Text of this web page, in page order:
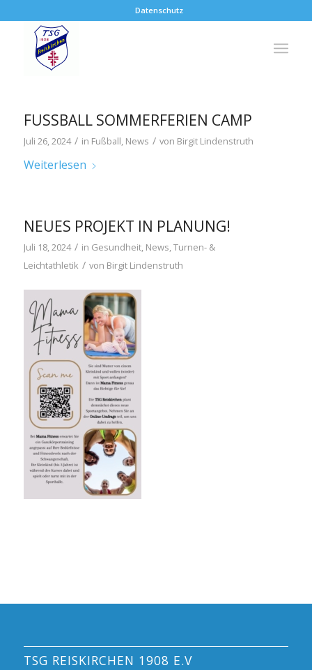
Datenschutz
FUSSBALL SOMMERFERIEN CAMP
Juli 26, 2024 / in Fußball, News / von Birgit Lindenstruth
Weiterlesen
NEUES PROJEKT IN PLANUNG!
Juli 18, 2024 / in Gesundheit, News,Turnen- &
Leichtathletik / von Birgit Lindenstruth
TSG REISKIRCHEN 1908 E.V